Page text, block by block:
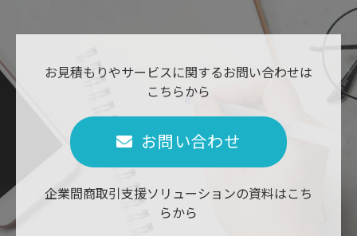
お見積もりやサービスに関するお問い合わせは
こちらから
お問い合わせ
企業間商取引支援ソリューションの資料はこち
らから